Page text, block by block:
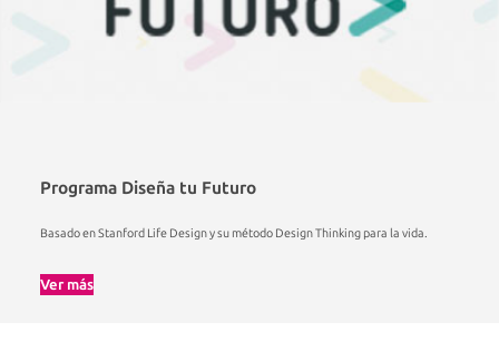
Programa Diseña tu Futuro
Basado en Stanford Life Design y su método Design Thinking para la vida.
Ver más